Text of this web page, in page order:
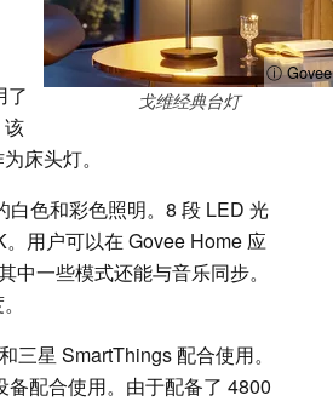
ⓘ Govee
戈维经典台灯
了
该
床头灯。
色和彩色照明。8 段 LED 光
用户可以在 Govee Home 应
一些模式还能与音乐同步。
星 SmartThings 配合使用。
配合使用。由于配备了 4800